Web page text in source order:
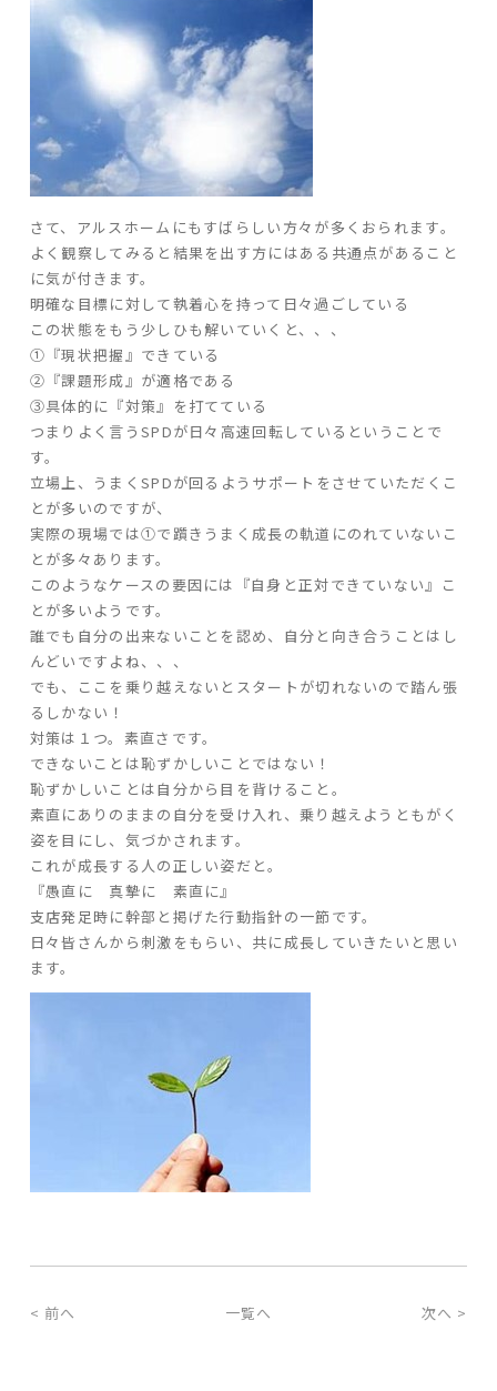
よくあるご質問
企業情報
採用情報
暮らしの器
さて、アルスホームにもすばらしい方々が多くおられます。
よく観察してみると結果を出す方にはある共通点があること
に気が付きます。
明確な目標に対して執着心を持って日々過ごしている
この状態をもう少しひも解いていくと、、、
①『現状把握』できている
②『課題形成』が適格である
③具体的に『対策』を打てている
つまりよく言う SPDが日々高速回転しているということで
す。
立場上、うまく SPDが回るようサポートをさせていただくこ
とが多いのですが、
実際の現場では①で躓きうまく成長の軌道にのれていないこ
とが多々あります。
このようなケースの要因には『自身と正対できていない』こ
とが多いようです。
誰でも自分の出来ないことを認め、自分と向き合うことはし
んどいですよね、、、
でも、ここを乗り越えないとスタートが切れないので踏ん張
るしかない！
対策は１つ。素直さです。
できないことは恥ずかしいことではない！
恥ずかしいことは自分から目を背けること。
素直にありのままの自分を受け入れ、乗り越えようともがく
姿を目にし、気づかされます。
これが成長する人の正しい姿だと。
『愚直に 真摯に 素直に』
支店発足時に幹部と掲げた行動指針の一節です。
日々皆さんから刺激をもらい、共に成長していきたいと思い
ます。
< 前へ 一覧へ 次へ >